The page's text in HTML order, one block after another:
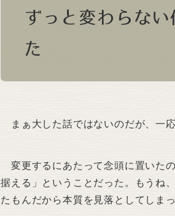
ずっと変わらな
た
まぁ大した話ではないのだが、一
変更するにあたって念頭に置いた
据える」ということだった。もうね
たもんだから本質を見落としてしまっ